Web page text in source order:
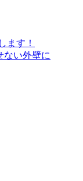
ます！
い外壁に